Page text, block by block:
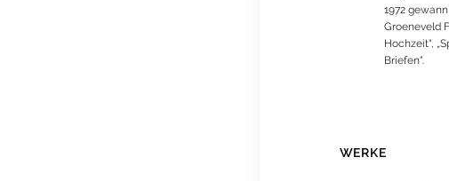
1972
Groeneveld
Hochzeit“,
Briefen“.
WERKE